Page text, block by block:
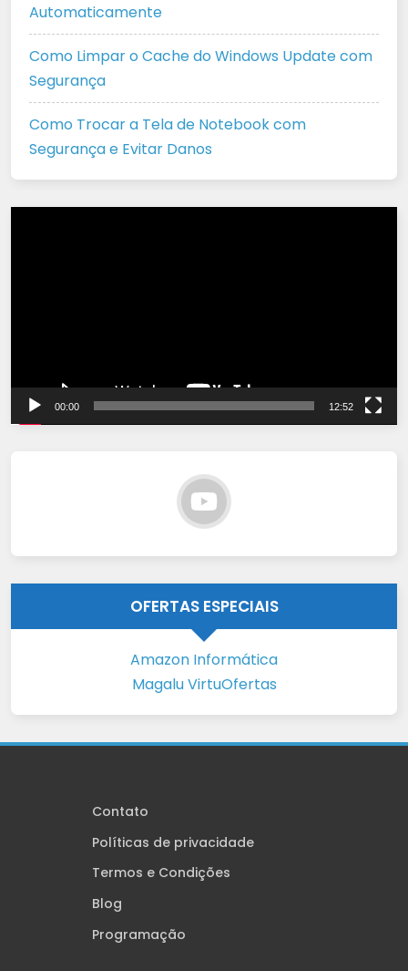
Automaticamente
Como Limpar o Cache do Windows Update com
Segurança
Como Trocar a Tela de Notebook com
Segurança e Evitar Danos
00:00 12:52
OFERTAS ESPECIAIS
Amazon Informática
Magalu VirtuOfertas
Contato
Políticas de privacidade
Termos e Condições
Blog
Programação